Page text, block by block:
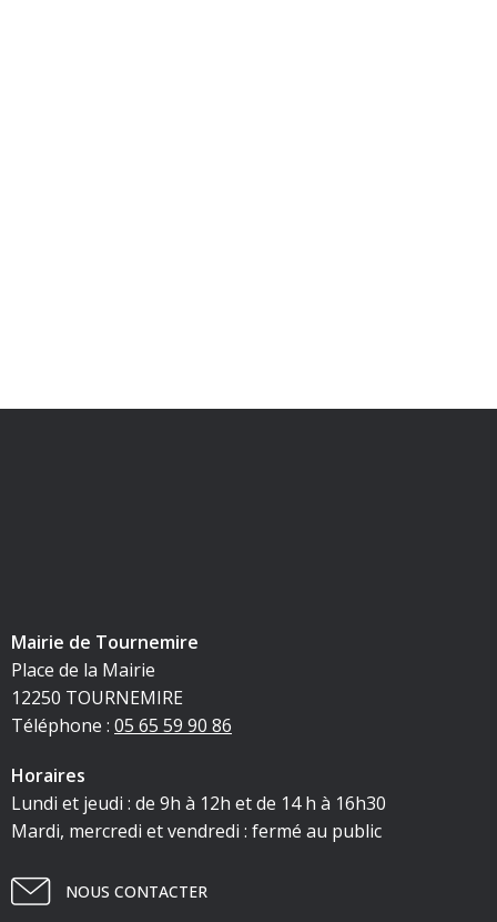
Mairie de Tournemire
Place de la Mairie
12250 TOURNEMIRE
Téléphone : 05 65 59 90 86
Horaires
Lundi et jeudi : de 9h à 12h et de 14 h à 16h30
Mardi, mercredi et vendredi : fermé au public
NOUS CONTACTER